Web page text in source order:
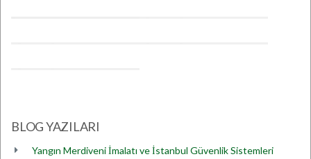
BLOG YAZILARI
Yangın Merdiveni İmalatı ve İstanbul Güvenlik Sistemleri